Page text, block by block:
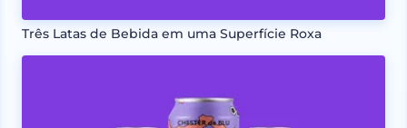
Três Latas de Bebida em uma Superfície Roxa